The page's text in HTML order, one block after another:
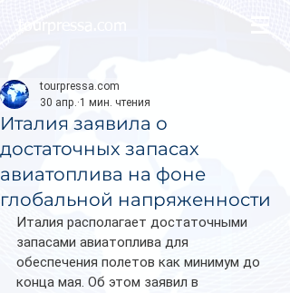
Италия заявила о
достаточных запасах
авиатоплива на фоне
глобальной напряженности
tourpressa.com
30 апр. 1 мин. чтения
Италия располагает достаточными
запасами авиатоплива для
обеспечения полетов как минимум до
конца мая. Об этом заявил в